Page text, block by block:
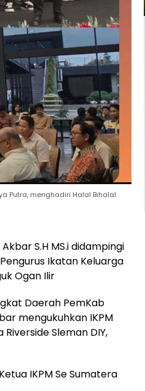
Putra, menghadiri Halal Bihalal
S.H MS.i didampingi
Ikatan Keluarga
Ogan Ilir
Daerah PemKab
mengukuhkan IKPM
Sleman DIY,
IKPM Se Sumatera